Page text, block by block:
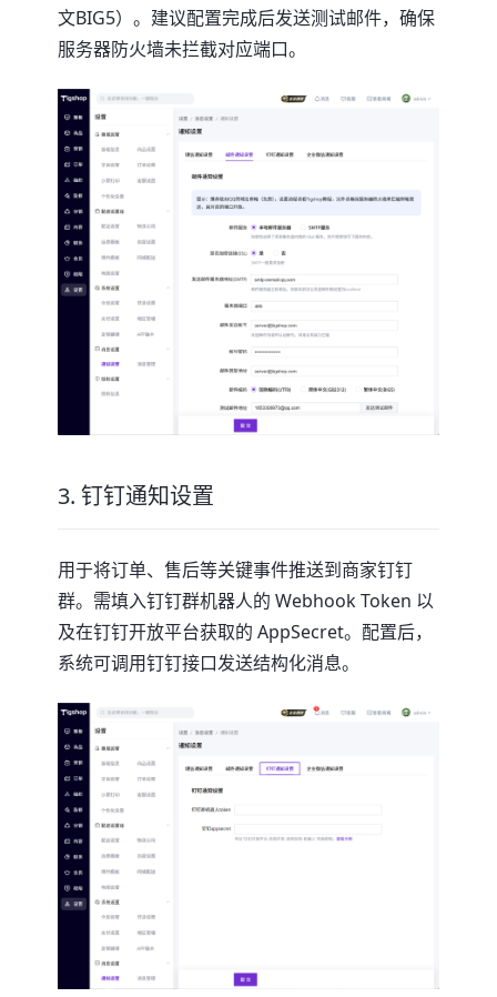
文BIG5）。建议配置完成后发送测试邮件，确保
服务器防火墙未拦截对应端口。
3. 钉钉通知设置
用于将订单、售后等关键事件推送到商家钉钉
群。需填入钉钉群机器人的 Webhook Token 以
及在钉钉开放平台获取的 AppSecret。配置后，
系统可调用钉钉接口发送结构化消息。